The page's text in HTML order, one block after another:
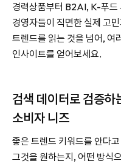
경력상품부터 B2AI, K-푸드
경영자들이 직면한 실제 고
트렌드를 읽는 것을 넘어, 여
인사이트를 얻어보세요.
검색 데이터로 검증하
소비자 니즈
좋은 트렌드 키워드를 안다
그것을 원하는지, 어떤 방식